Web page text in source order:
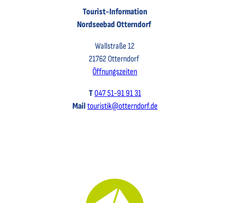
Tourist-Information
Nordseebad Otterndorf
Wallstraße 12
21762 Otterndorf
Öffnungszeiten
T047 51-91 91 31
Mail touristik@otterndorf.de